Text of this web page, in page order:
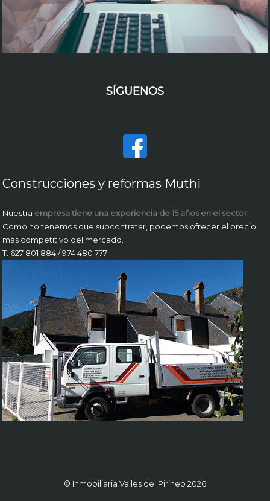
SÍGUENOS
Construcciones y reformas Muthi
Nuestra empresa tiene una experiencia de 15 años en el sector
Como no tenemos que subcontratar, podemos ofrecer el precio
más competitivo del mercado.
T. 627 801 884 / 974 480 777
© Inmobiliaria Valles del Pirineo 2026